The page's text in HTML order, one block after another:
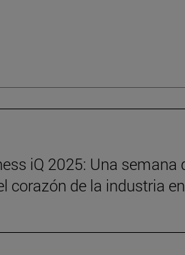
iQ 2025: Una semana
corazón de la industria